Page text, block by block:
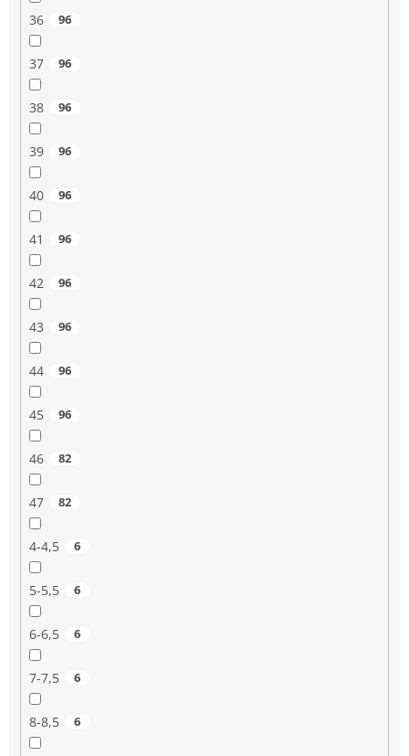
36 96
37 96
38 96
39 96
40 96
41 96
42 96
43 96
44 96
45 96
46 82
47 82
4-4,5 6
5-5,5 6
6-6,5 6
7-7,5 6
8-8,5 6